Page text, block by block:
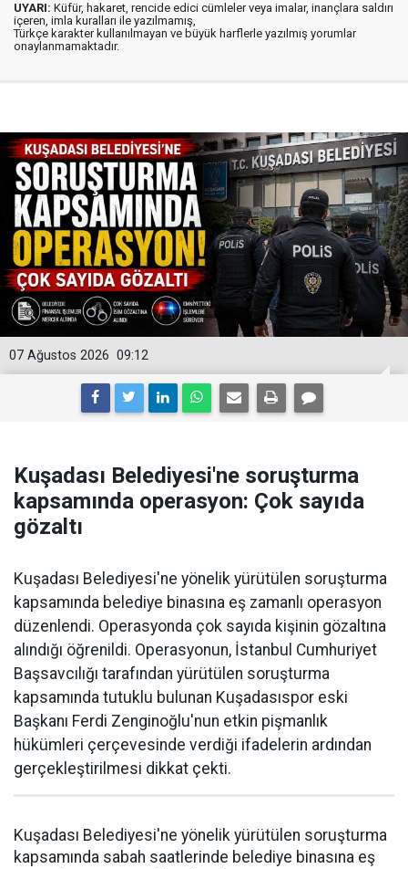
UYARI: Küfür, hakaret, rencide edici cümleler veya imalar, inançlara saldırı
içeren, imla kuralları ile yazılmamış,
Türkçe karakter kullanılmayan ve büyük harflerle yazılmış yorumlar
onaylanmamaktadır.
09:12
07 Ağustos 2026
Kuşadası Belediyesi'ne soruşturma
kapsamında operasyon: Çok sayıda
gözaltı
Kuşadası Belediyesi'ne yönelik yürütülen soruşturma
kapsamında belediye binasına eş zamanlı operasyon
düzenlendi. Operasyonda çok sayıda kişinin gözaltına
alındığı öğrenildi. Operasyonun, İstanbul Cumhuriyet
Başsavcılığı tarafından yürütülen soruşturma
kapsamında tutuklu bulunan Kuşadasıspor eski
Başkanı Ferdi Zenginoğlu'nun etkin pişmanlık
hükümleri çerçevesinde verdiği ifadelerin ardından
gerçekleştirilmesi dikkat çekti.
Kuşadası Belediyesi'ne yönelik yürütülen soruşturma
kapsamında sabah saatlerinde belediye binasına eş